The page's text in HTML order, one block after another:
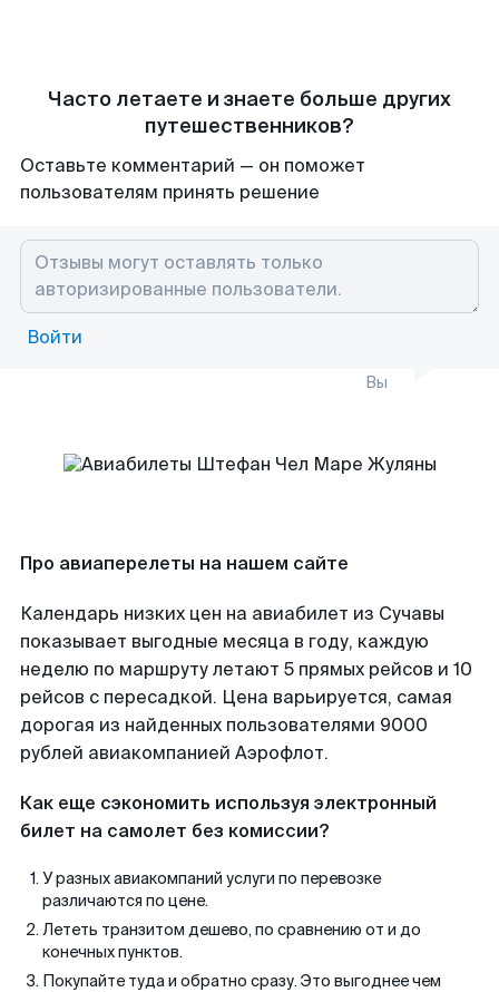
Часто летаете и знаете больше других
путешественников?
Оставьте комментарий — он поможет
пользователям принять решение
Войти
Вы
Про авиаперелеты на нашем сайте
Календарь низких цен на авиабилет из Сучавы
показывает выгодные месяца в году, каждую
неделю по маршруту летают 5 прямых рейсов и 10
рейсов с пересадкой. Цена варьируется, самая
дорогая из найденных пользователями 9000
рублей авиакомпанией Аэрофлот.
Как еще сэкономить используя электронный
билет на самолет без комиссии?
У разных авиакомпаний услуги по перевозке
различаются по цене.
Лететь транзитом дешево, по сравнению от и до
конечных пунктов.
Покупайте туда и обратно сразу. Это выгоднее чем